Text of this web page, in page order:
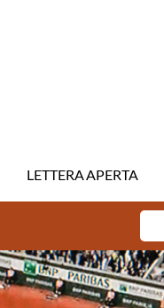
LETTERA APERTA
per: